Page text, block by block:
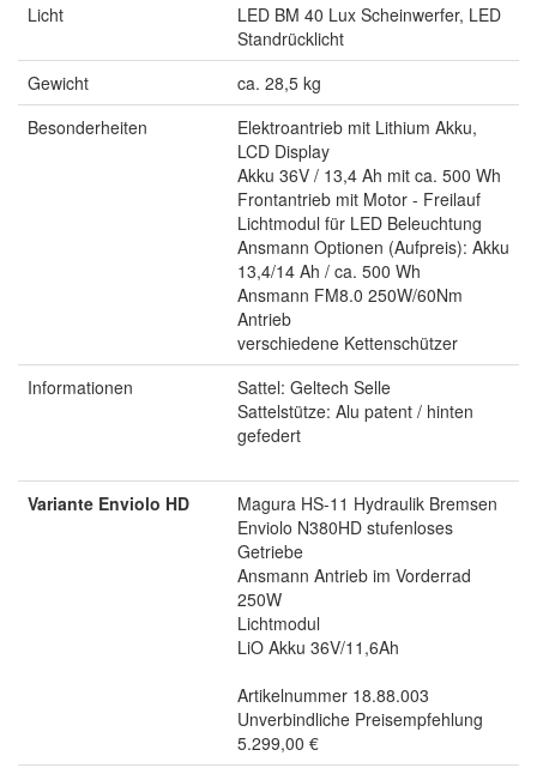
Licht
LED BM 40 Lux Scheinwerfer, LED
Standrücklicht
Gewicht
ca. 28,5 kg
Besonderheiten
Elektroantrieb mit Lithium Akku,
LCD Display
Akku 36V / 13,4 Ah mit ca. 500 Wh
Frontantrieb mit Motor - Freilauf
Lichtmodul für LED Beleuchtung
Ansmann Optionen (Aufpreis): Akku
13,4/14 Ah / ca. 500 Wh
Ansmann FM8.0 250W/60Nm
Antrieb
verschiedene Kettenschützer
Informationen
Sattel: Geltech Selle
Sattelstütze: Alu patent / hinten
gefedert
Variante Enviolo HD
Magura HS-11 Hydraulik Bremsen
Enviolo N380HD stufenloses
Getriebe
Ansmann Antrieb im Vorderrad
250W
Lichtmodul
LiO Akku 36V/11,6Ah
Artikelnummer 18.88.003
Unverbindliche Preisempfehlung
5.299,00 €